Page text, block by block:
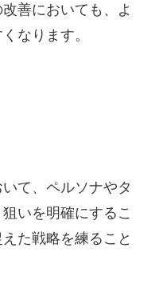
善においても、よ
なります。
て、ペルソナやタ
いを明確にするこ
た戦略を練ること